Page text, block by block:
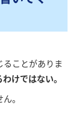
ことがありま
けではない。
。